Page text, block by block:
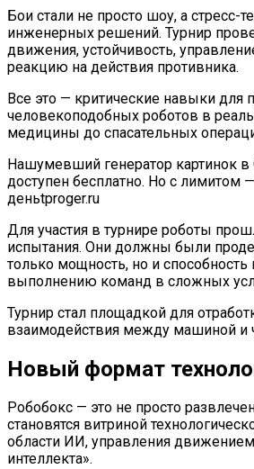
Бои стали не просто шоу, а стресс-
инженерных решений. Турнир
движения, устойчивость,
реакцию на действия противника.
Все это — критические навыки для
человекоподобных роботов в
медицины до спасательных
Нашумевший генератор картинок в
доступен бесплатно. Но с лимитом
деньtproger.ru
Для участия в турнире роботы
испытания. Они должны были
только мощность, но и способность
выполнению команд в сложных
Турнир стал площадкой для
взаимодействия между машиной и
Новый формат
Робобокс — это не просто
становятся витриной
области ИИ, управления
интеллекта».